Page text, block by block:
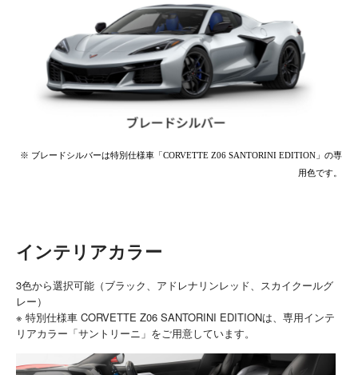
※ ブレードシルバーは特別仕様車「CORVETTE Z06 SANTORINI EDITION」の専
用色です。
インテリアカラー
3色から選択可能（ブラック、アドレナリンレッド、スカイクールグ
レー）
​※ 特別仕様車 CORVETTE Z06 SANTORINI EDITIONは、専用インテ
リアカラー「サントリーニ」をご用意しています。